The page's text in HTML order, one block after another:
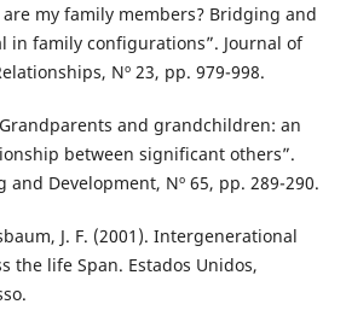
are my family members? Bridging and
in family configurations”. Journal of
Nº 23, pp. 979-998.
and grandchildren: an
between significant others”.
and Development, Nº 65, pp. 289-290.
J. F. (2001). Intergenerational
the life Span. Estados Unidos,